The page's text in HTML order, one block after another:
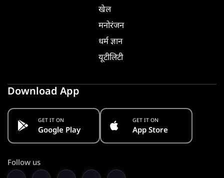
खेल
मनोरंजन
धर्म ज्ञान
यूटीलिटी
Download App
GET IT ON
Google Play
GET IT ON
App Store
Follow us